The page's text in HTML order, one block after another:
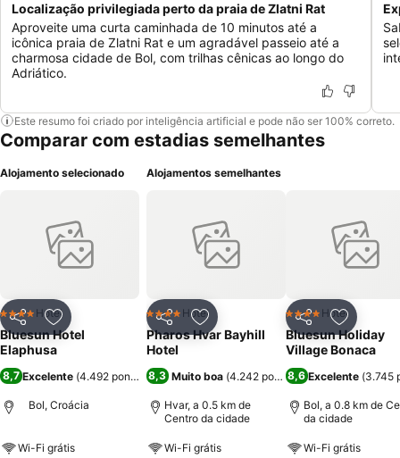
Localização privilegiada perto da praia de Zlatni Rat
Aproveite uma curta caminhada de 10 minutos até a
icônica praia de Zlatni Rat e um agradável passeio até a
charmosa cidade de Bol, com trilhas cênicas ao longo do
Adriático.
Este resumo foi criado por inteligência artificial e pode não ser 100% correto.
Comparar com estadias semelhantes
Alojamento selecionado
PartilharAdicionar aos favoritos
4 EstrelasHotel
Bluesun Hotel
Elaphusa
8,7 Excelente (4.492 pontuações )
Bol, Croácia
Wi-Fi grátis
Alojamentos semelhantes
PartilharAdicionar aos favoritos
4 EstrelasHotel
Pharos Hvar Bayhill
Hotel
8,3 Muito boa (4.242 pontuações)
Hvar, a 0.5 km de
Centro da cidade
Wi-Fi grátis
Partilhar
4 EstrelasHotel
Bluesun Holiday
Village Bonaca
8,6 Excelente (3.745
Bol, a 0.8 km de
da cidade
Wi-Fi grátis